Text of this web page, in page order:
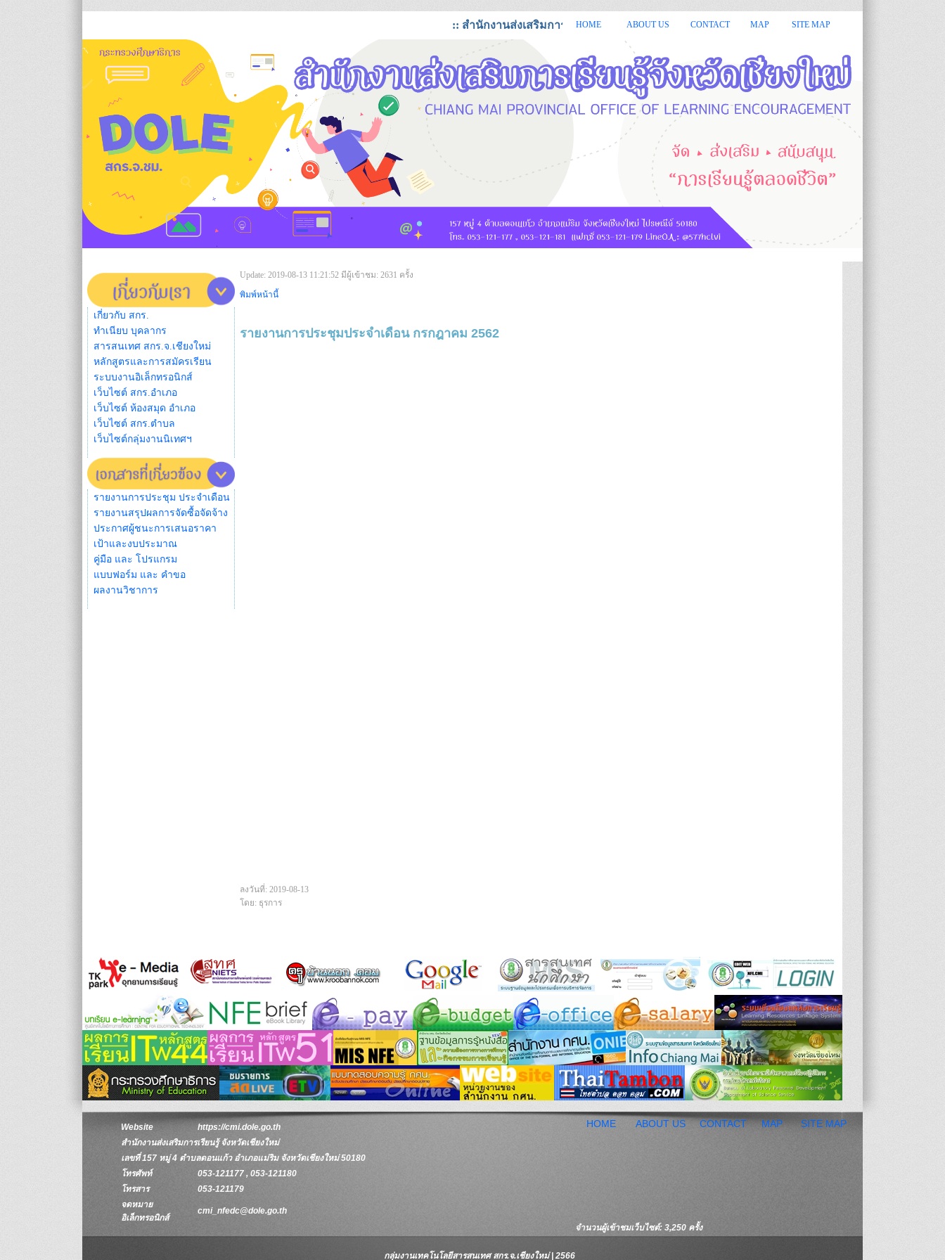
:: สำนักงานส่งเสริมการเรียนรู้จังหวัดเชียงใหม่ ยินดีต้อนรับ :: :: กรมส่งเสริมการเรียนรู้ หรือ สกร.มีหน้
HOME ABOUT US CONTACT MAP SITE MAP
เกี่ยวกับ สกร.
ทำเนียบ บุคลากร
สารสนเทศ สกร.จ.เชียงใหม่
หลักสูตรและการสมัครเรียน
ระบบงานอิเล็กทรอนิกส์
เว็บไซต์ สกร.อำเภอ
เว็บไซต์ ห้องสมุด อำเภอ
เว็บไซต์ สกร.ตำบล
เว็บไซต์กลุ่มงานนิเทศฯ
รายงานการประชุม ประจำเดือน
รายงานสรุปผลการจัดซื้อจัดจ้าง
ประกาศผู้ชนะการเสนอราคา
เป้าและงบประมาณ
คู่มือ และ โปรแกรม
แบบฟอร์ม และ คำขอ
ผลงานวิชาการ
Update: 2019-08-13 11:21:52 มีผู้เข้าชม: 2631 ครั้ง
พิมพ์หน้านี้
รายงานการประชุมประจำเดือน กรกฎาคม 2562
ลงวันที่: 2019-08-13
โดย: ธุรการ
Website
https://cmi.dole.go.th
สำนักงานส่งเสริมการเรียนรู้ จังหวัดเชียงใหม่
เลขที่ 157 หมู่ 4 ตำบลดอนแก้ว อำเภอแม่ริม จังหวัดเชียงใหม่ 50180
โทรศัพท์
053-121177 , 053-121180
โทรสาร
053-121179
จดหมาย
อิเล็กทรอนิกส์
cmi_nfedc@dole.go.th
HOME ABOUT US CONTACT MAP SITE MAP
จำนวนผู้เข้าชมเว็บไซต์: 3,250 ครั้ง
กลุ่มงานเทคโนโลยีสารสนเทศ สกร.จ.เชียงใหม่ | 2566